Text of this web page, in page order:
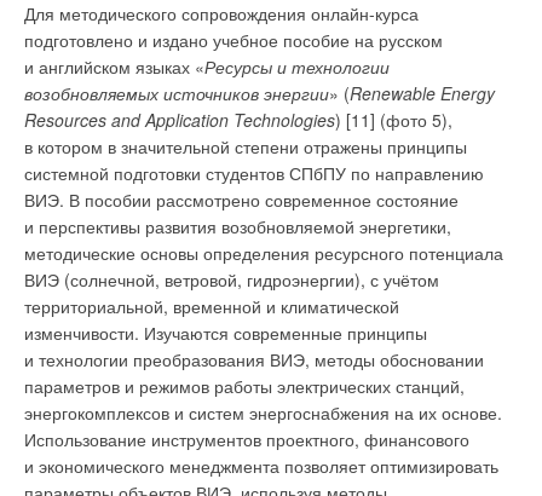
Для методического сопровождения онлайн-курса
подготовлено и издано учебное пособие на русском
и английском языках «Ресурсы и технологии
возобновляемых источников энергии» (Renewable Energy
Resources and Application Technologies) [11] (фото 5),
в котором в значительной степени отражены принципы
системной подготовки студентов СПбПУ по направлению
ВИЭ. В пособии рассмотрено современное состояние
и перспективы развития возобновляемой энергетики,
методические основы определения ресурсного потенциала
ВИЭ (солнечной, ветровой, гидроэнергии), с учётом
территориальной, временной и климатической
изменчивости. Изучаются современные принципы
и технологии преобразования ВИЭ, методы обосновании
параметров и режимов работы электрических станций,
энергокомплексов и систем энергоснабжения на их основе.
Использование инструментов проектного, финансового
и экономического менеджмента позволяет оптимизировать